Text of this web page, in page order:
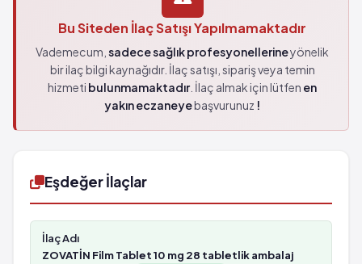
Bu Siteden İlaç Satışı Yapılmamaktadır
Vademecum, sadece sağlık profesyonellerineyönelik
bir ilaç bilgi kaynağıdır. İlaç satışı, sipariş veya temin
hizmeti bulunmamaktadır. İlaç almak için lütfen en
yakın eczaneyebaşvurunuz !
Eşdeğer İlaçlar
ZOVATİN Film Tablet 10 mg 28 tabletlik ambalaj